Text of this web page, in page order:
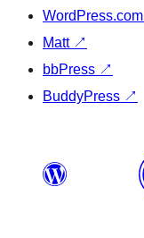
WordPress.com
Matt ↗
bbPress ↗
BuddyPress ↗